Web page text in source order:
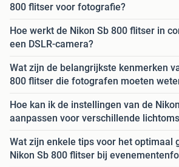
800 flitser voor fotografie?
Hoe werkt de Nikon Sb 800 flitser in
een DSLR-camera?
Wat zijn de belangrijkste kenmerken
800 flitser die fotografen moeten
Hoe kan ik de instellingen van de
aanpassen voor verschillende
Wat zijn enkele tips voor het optimaal
Nikon Sb 800 flitser bij